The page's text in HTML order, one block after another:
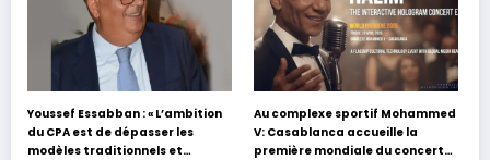
Youssef Essabban : « L’ambition
du CPA est de dépasser les
modèles traditionnels et
Au complexe sportif Mohammed
V: Casablanca accueille la
première mondiale du concert